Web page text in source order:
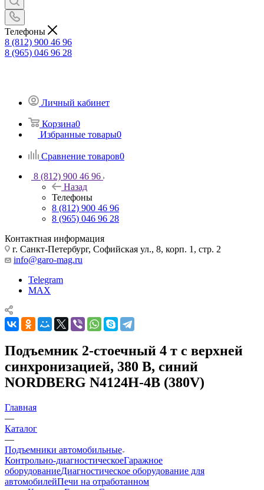
Телефоны
8 (812) 900 46 96
8 (965) 046 96 28
Личный кабинет
Корзина0
Избранные товары0
Сравнение товаров0
8 (812) 900 46 96
Назад
Телефоны
8 (812) 900 46 96
8 (965) 046 96 28
Контактная информация
г. Санкт-Петербург, Софийская ул., 8, корп. 1, стр. 2
info@garo-mag.ru
Telegram
MAX
Подъемник 2-стоечный 4 т с верхней
синхронизацией, 380 В, синий
NORDBERG N4124H-4B (380V)
Главная
—
Каталог
—
Подъемники автомобильные
Контрольно-диагностическоеГаражное
оборудованиеДиагностическое оборудование для
автомобилейПечи на отработанном